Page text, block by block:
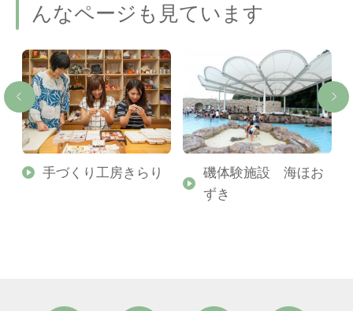
んなページも見ています
手づくり工房きらり
磯体験施設 海ほお
ずき